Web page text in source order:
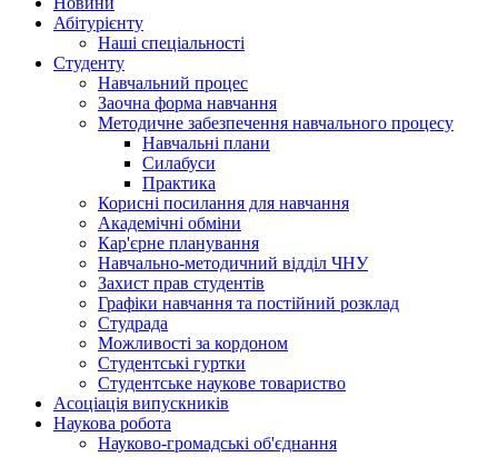
Абітурієнту
Наші спеціальності
Студенту
Навчальний процес
Заочна форма навчання
Методичне забезпечення навчального процесу
Навчальні плани
Силабуси
Практика
Корисні посилання для навчання
Академічні обміни
Кар'єрне планування
Навчально-методичний відділ ЧНУ
Захист прав студентів
Графіки навчання та постійний розклад
Студрада
Можливості за кордоном
Студентські гуртки
Студентське наукове товариство
Асоціація випускників
Наукова робота
Науково-громадські об'єднання